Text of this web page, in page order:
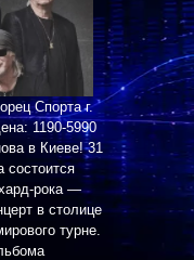
Спорта г.
1190-5990
в Киеве! 31
состоится
рока —
в столице
турне.